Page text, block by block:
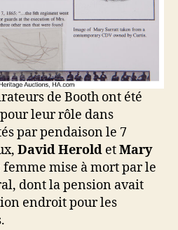
de Booth ont été
leur rôle dans
par pendaison le 7
David Herold etMary
mise à mort par le
dont la pension avait
endroit pour les